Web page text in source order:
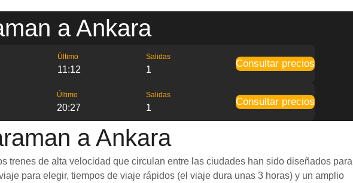
a Ankara
Último
11:12
Salidas
1
Consultar precios
Último
20:27
Salidas
1
Consultar precios
a Ankara
trenes de alta velocidad que circulan entre las ciudades han sido diseñados para
para elegir, tiempos de viaje rápidos (el viaje dura unas 3 horas) y un amplio